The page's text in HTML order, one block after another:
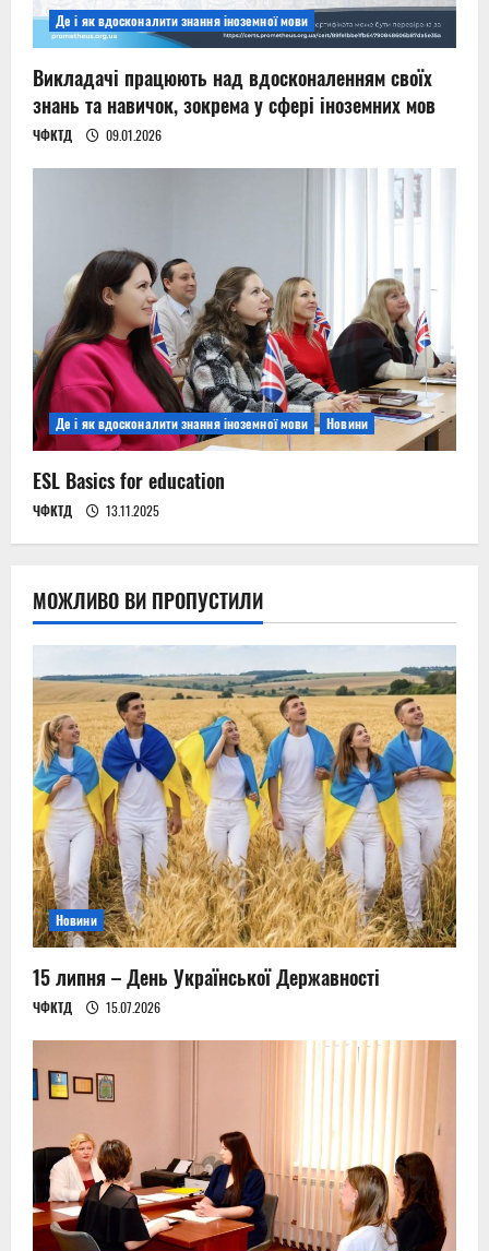
Де і як вдосконалити знання іноземної мови
Викладачі працюють над вдосконаленням своїх
знань та навичок, зокрема у сфері іноземних мов
ЧФКТД 09.01.2026
Де і як вдосконалити знання іноземної мови Новини
ESL Basics for education
ЧФКТД 13.11.2025
МОЖЛИВО ВИ ПРОПУСТИЛИ
Новини
15 липня – День Української Державності
ЧФКТД 15.07.2026